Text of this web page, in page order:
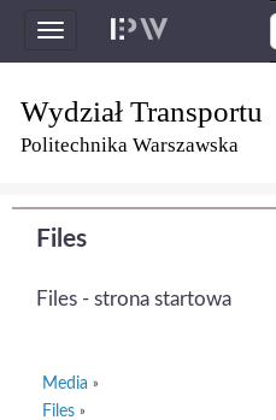
Toggle
navigation
Wydział Transportu
Politechnika Warszawska
Files
Files - strona startowa
Media »
Files »